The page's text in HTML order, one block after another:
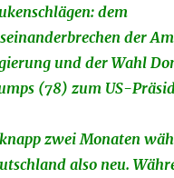
dem
der
und der Wahl
(78) zum US-
zwei Monaten
also neu.